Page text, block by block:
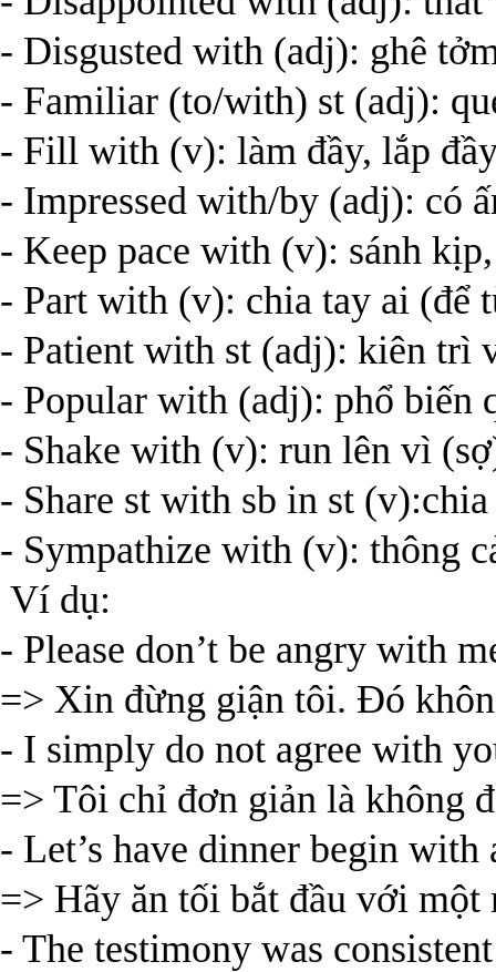
- Disgusted with (adj): ghê
- Familiar (to/with) st (adj):
- Fill with (v): làm đầy, lắp
- Impressed with/by (adj): có
- Keep pace with (v): sánh
- Part with (v): chia tay ai (để
- Patient with st (adj): kiên trì
- Popular with (adj): phổ biến
- Shake with (v): run lên vì
- Share st with sb in st
- Sympathize with (v): thông
Ví dụ:
- Please don’t be angry with
=> Xin đừng giận tôi. Đó
- I simply do not agree with
=> Tôi chỉ đơn giản là không
- Let’s have dinner begin
=> Hãy ăn tối bắt đầu với một
- The testimony was